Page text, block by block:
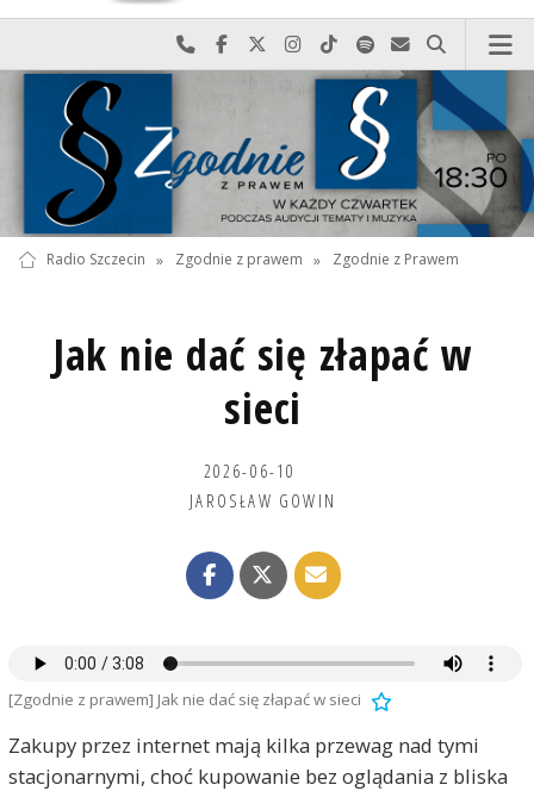
Najlepiej po prostu do nas zadzwoń
Odwiedź nas na Facebook-u
Odwiedź nas na X
Odwiedź nas na Instagram-ie
Odwiedź nas na TikTok-u
Szukaj nas na Spotify
Wyślij do nas
Szukaj
Radio Szczecin » Zgodnie z prawem » Zgodnie z Prawem
Jak nie dać się złapać w
sieci
2026-06-10
JAROSŁAW GOWIN
[Zgodnie z prawem] Jak nie dać się złapać w sieci
Zakupy przez internet mają kilka przewag nad tymi
stacjonarnymi, choć kupowanie bez oglądania z bliska